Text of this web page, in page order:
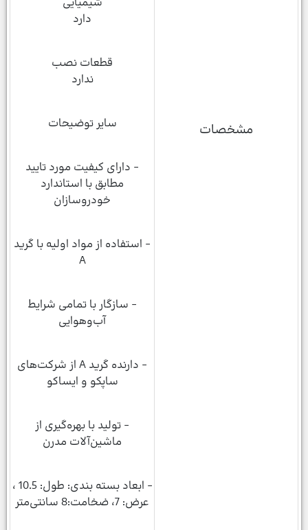
دارد
قطعات نصب
ندارد
سایر توضیحات
- دارای کیفیت مورد تایید
مطابق با استاندارد
خودروسازان
- استفاده از مواد اولیه با گرید
A
- سازگار با تمامی شرایط
آب‌وهوایی
- دارنده گرید A از شرکت‌های
ساپکو و ایساکو
- تولید با بهره‌گیری از
ماشین‌آلات مدرن
- ابعاد بسته بندی: طول: 10.5 ،
عرض: 7، ضخامت:8 سانتی‌متر
مشخصات